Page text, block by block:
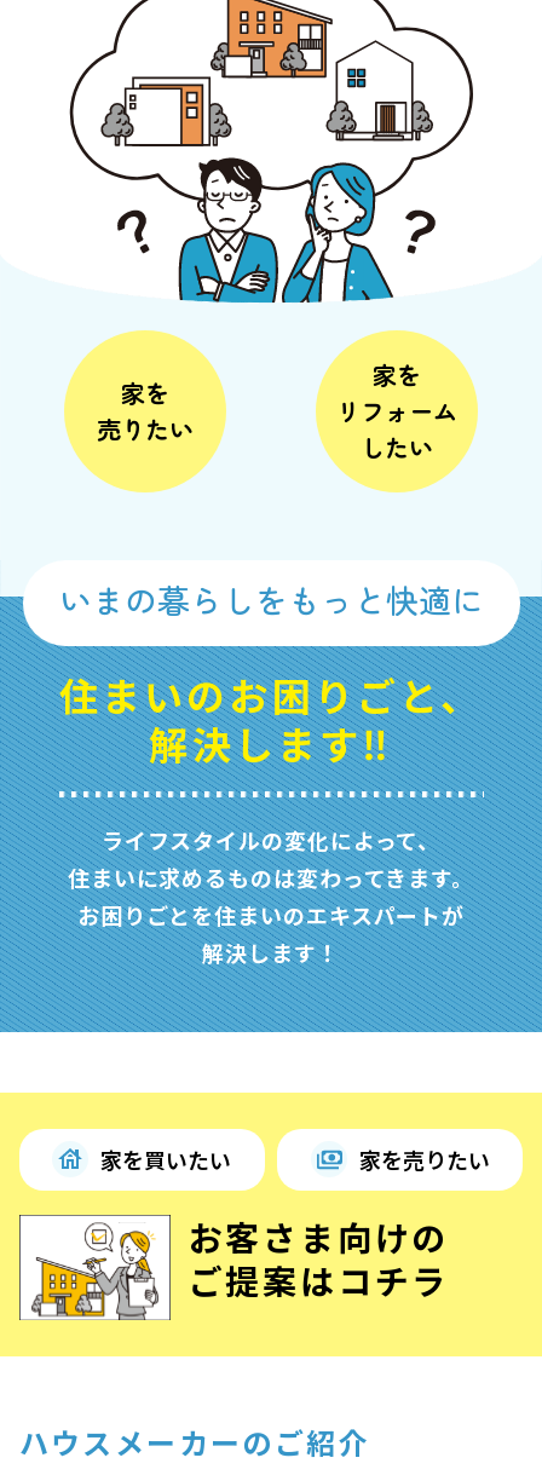
家を
売りたい
家を
リフォーム
したい
いまの暮らしをもっと快適に
住まいのお困りごと、
解決します‼
ライフスタイルの変化によって、
住まいに求めるものは変わってきます。
お困りごとを住まいのエキスパートが
解決します！
家を買いたい 家を売りたい
お客さま向けの
ご提案はコチラ
ハウスメーカーのご紹介